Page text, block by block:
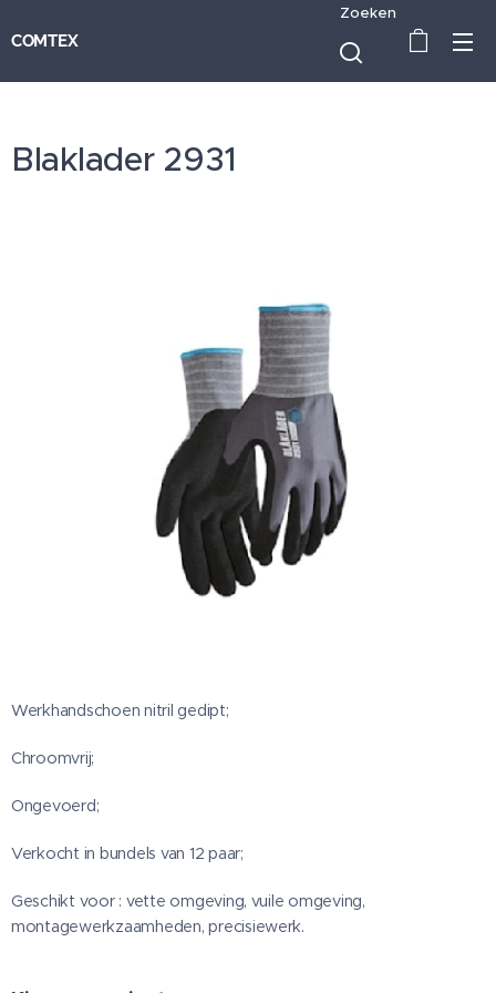
COMTEX
Zoeken
Blaklader 2931
Werkhandschoen nitril gedipt;
Chroomvrij;
Ongevoerd;
Verkocht in bundels van 12 paar;
Geschikt voor : vette omgeving, vuile omgeving,
montagewerkzaamheden, precisiewerk.